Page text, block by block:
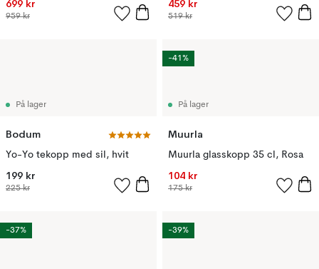
699 kr
959 kr
459 kr
519 kr
På lager
Bodum
Yo-Yo tekopp med sil, hvit
199 kr
225 kr
På lager
Muurla
Muurla glasskopp 35 cl, Rosa
104 kr
175 kr
-41%
-37% -39%